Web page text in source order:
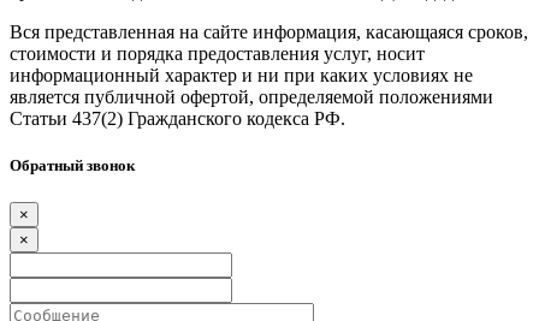
Вся представленная на сайте информация, касающаяся сроков,
стоимости и порядка предоставления услуг, носит
информационный характер и ни при каких условиях не
является публичной офертой, определяемой положениями
Статьи 437(2) Гражданского кодекса РФ.
Обратный звонок
×
×